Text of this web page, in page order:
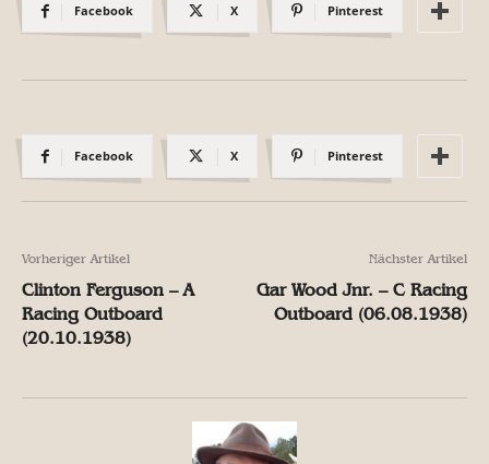
Facebook X Pinterest
Facebook X Pinterest
Vorheriger Artikel
Clinton Ferguson – A
Racing Outboard
(20.10.1938)
Nächster Artikel
Gar Wood Jnr. – C Racing
Outboard (06.08.1938)